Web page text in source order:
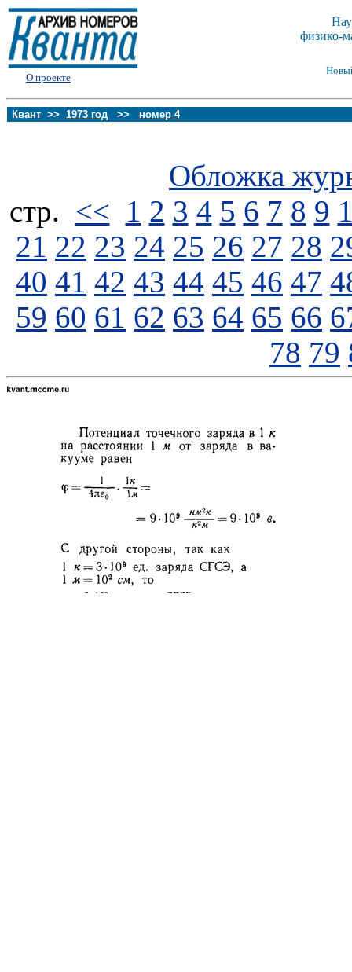
О проекте
физико-
Квант >> 1973 год >> номер 4
Обложка
стp. << 1 2 3 4 5 6 7 8 9
21 22 23 24 25 26 27 28
40 41 42 43 44 45 46 47
59 60 61 62 63 64 65 66
78 79